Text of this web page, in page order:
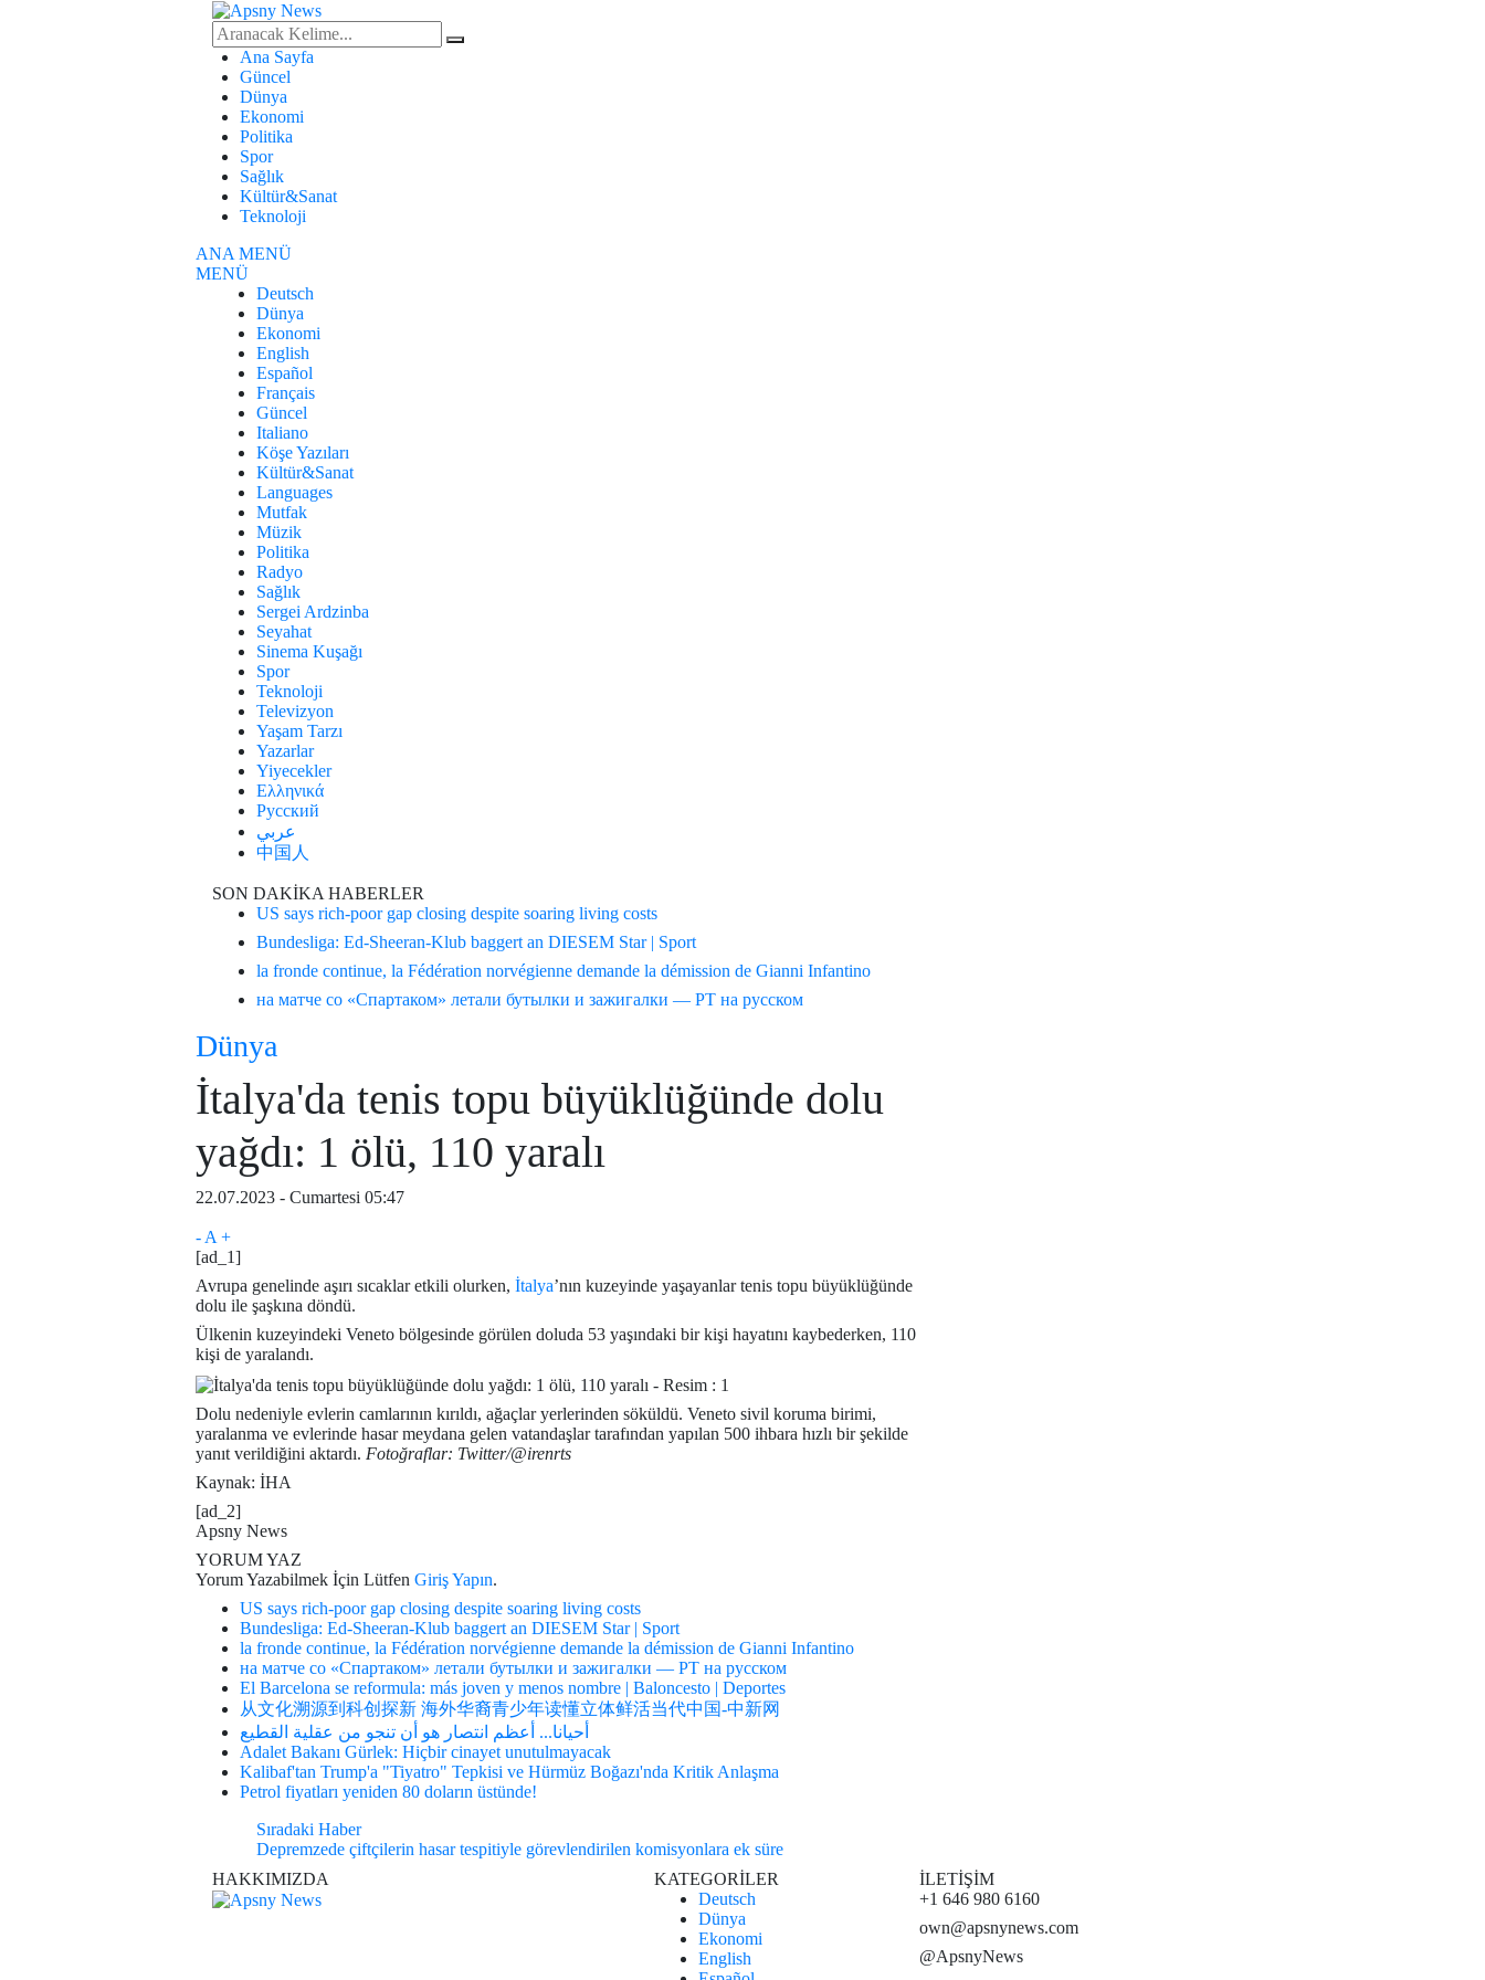
Ana Sayfa
Güncel
Dünya
Ekonomi
Politika
Spor
Sağlık
Kültür&Sanat
Teknoloji
ANA MENÜ
MENÜ
Deutsch
Dünya
Ekonomi
English
Español
Français
Güncel
Italiano
Köşe Yazıları
Kültür&Sanat
Languages
Mutfak
Müzik
Politika
Radyo
Sağlık
Sergei Ardzinba
Seyahat
Sinema Kuşağı
Spor
Teknoloji
Televizyon
Yaşam Tarzı
Yazarlar
Yiyecekler
Ελληνικά
Русский
عربي
中国人
SON DAKİKA HABERLER
US says rich-poor gap closing despite soaring living costs
Bundesliga: Ed-Sheeran-Klub baggert an DIESEM Star | Sport
la fronde continue, la Fédération norvégienne demande la démission de Gianni Infantino
на матче со «Спартаком» летали бутылки и зажигалки — РТ на русском
Dünya
İtalya'da tenis topu büyüklüğünde dolu
yağdı: 1 ölü, 110 yaralı
22.07.2023 - Cumartesi 05:47
- A +
[ad_1]
Avrupa genelinde aşırı sıcaklar etkili olurken, İtalya’nın kuzeyinde yaşayanlar tenis topu büyüklüğünde
dolu ile şaşkına döndü.
Ülkenin kuzeyindeki Veneto bölgesinde görülen doluda 53 yaşındaki bir kişi hayatını kaybederken, 110
kişi de yaralandı.
Dolu nedeniyle evlerin camlarının kırıldı, ağaçlar yerlerinden söküldü. Veneto sivil koruma birimi,
yaralanma ve evlerinde hasar meydana gelen vatandaşlar tarafından yapılan 500 ihbara hızlı bir şekilde
yanıt verildiğini aktardı. Fotoğraflar: Twitter/@irenrts
Kaynak: İHA
[ad_2]
Apsny News
YORUM YAZ
Yorum Yazabilmek İçin Lütfen Giriş Yapın.
US says rich-poor gap closing despite soaring living costs
Bundesliga: Ed-Sheeran-Klub baggert an DIESEM Star | Sport
la fronde continue, la Fédération norvégienne demande la démission de Gianni Infantino
на матче со «Спартаком» летали бутылки и зажигалки — РТ на русском
El Barcelona se reformula: más joven y menos nombre | Baloncesto | Deportes
从文化溯源到科创探新 海外华裔青少年读懂立体鲜活当代中国-中新网
أحيانا... أعظم انتصار هو أن تنجو من عقلية القطيع
Adalet Bakanı Gürlek: Hiçbir cinayet unutulmayacak
Kalibaf'tan Trump'a "Tiyatro" Tepkisi ve Hürmüz Boğazı'nda Kritik Anlaşma
Petrol fiyatları yeniden 80 doların üstünde!
Sıradaki Haber
Depremzede çiftçilerin hasar tespitiyle görevlendirilen komisyonlara ek süre
HAKKIMIZDA
KATEGORİLER
Deutsch
Dünya
Ekonomi
English
İLETİŞİM
+1 646 980 6160
own@apsnynews.com
@ApsnyNews